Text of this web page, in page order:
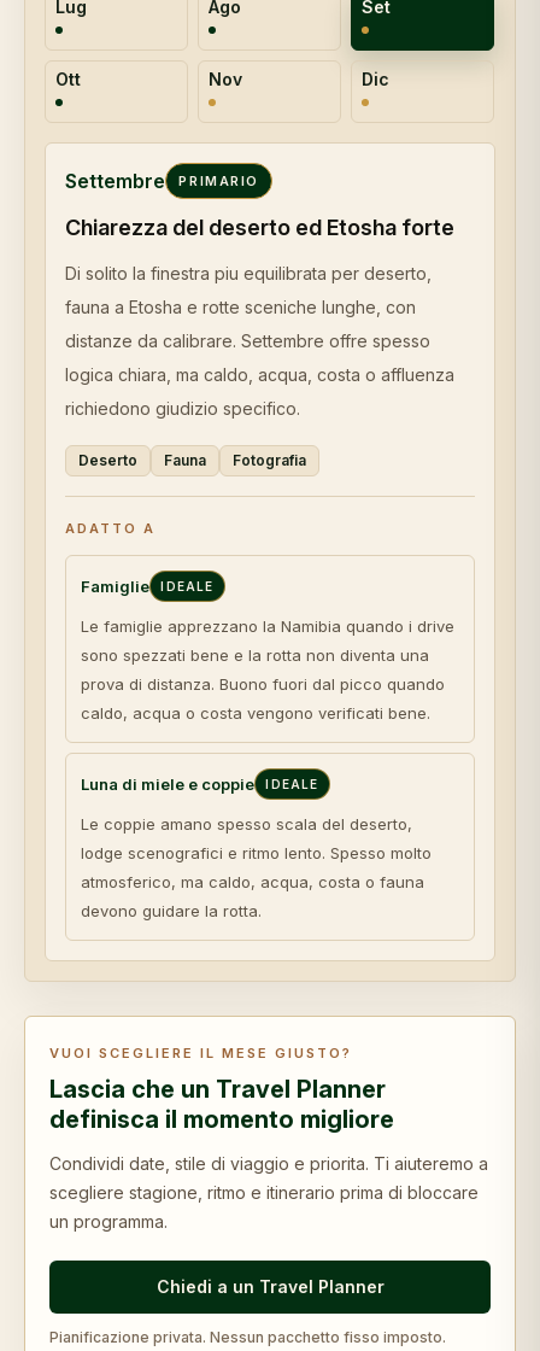
Lug Ago Set
Ott Nov Dic
Settembre PRIMARIO
Chiarezza del deserto ed Etosha forte
Di solito la finestra piu equilibrata per deserto,
fauna a Etosha e rotte sceniche lunghe, con
distanze da calibrare. Settembre offre spesso
logica chiara, ma caldo, acqua, costa o affluenza
richiedono giudizio specifico.
Deserto Fauna Fotografia
ADATTO A
Famiglie IDEALE
Le famiglie apprezzano la Namibia quando i drive
sono spezzati bene e la rotta non diventa una
prova di distanza. Buono fuori dal picco quando
caldo, acqua o costa vengono verificati bene.
Luna di miele e coppie IDEALE
Le coppie amano spesso scala del deserto,
lodge scenografici e ritmo lento. Spesso molto
atmosferico, ma caldo, acqua, costa o fauna
devono guidare la rotta.
VUOI SCEGLIERE IL MESE GIUSTO?
Lascia che un Travel Planner
definisca il momento migliore
Condividi date, stile di viaggio e priorita. Ti aiuteremo a
scegliere stagione, ritmo e itinerario prima di bloccare
un programma.
Chiedi a un Travel Planner
Pianificazione privata. Nessun pacchetto fisso imposto.